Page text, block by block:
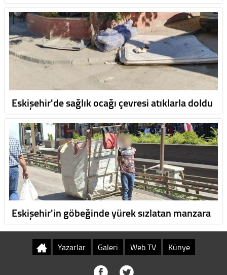
Eskişehir'de sağlık ocağı çevresi atıklarla doldu
Eskişehir'in göbeğinde yürek sızlatan manzara
Yazarlar Galeri Web TV Künye